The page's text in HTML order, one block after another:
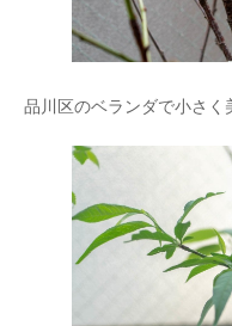
品川区のベランダで小さく